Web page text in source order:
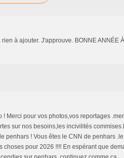
à ajouter. J'approuve. BONNE ANNÉE
Merci pour vos photos,vos reportages
sur nos besoins,les incivilités
penhars ! Vous êtes le CNN de penhars
choses pour 2026 !!!! En espérant que